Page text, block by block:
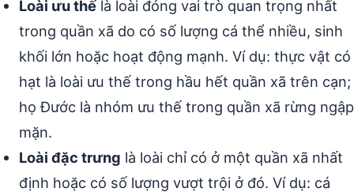
Loài ưu thế là loài đóng vai trò quan trọng nhất
trong quần xã do có số lượng cá thể nhiều, sinh
khối lớn hoặc hoạt động mạnh. Ví dụ: thực vật có
hạt là loài ưu thế trong hầu hết quần xã trên cạn;
họ Đước là nhóm ưu thế trong quần xã rừng ngập
mặn.
Loài đặc trưng là loài chỉ có ở một quần xã nhất
định hoặc có số lượng vượt trội ở đó. Ví dụ: cá